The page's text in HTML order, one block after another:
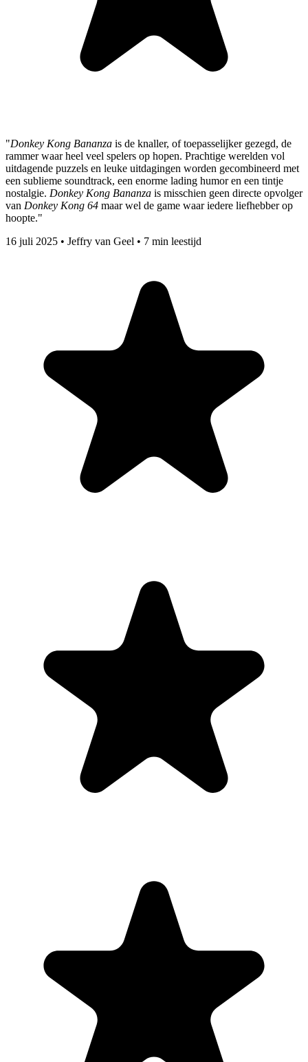
"Donkey Kong Bananza is de knaller, of toepasselijker gezegd, de
rammer waar heel veel spelers op hopen. Prachtige werelden vol
uitdagende puzzels en leuke uitdagingen worden gecombineerd met
een sublieme soundtrack, een enorme lading humor en een tintje
nostalgie. Donkey Kong Bananza is misschien geen directe opvolger
van Donkey Kong 64 maar wel de game waar iedere liefhebber op
hoopte."
16 juli 2025 • Jeffry van Geel • 7 min leestijd